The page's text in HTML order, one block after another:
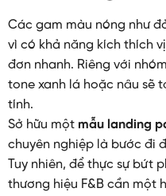
Các gam màu nóng như
vì có khả năng kích thích
đơn nhanh. Riêng với
tone xanh lá hoặc nâu sẽ
tính.
Sở hữu một mẫu landing
chuyên nghiệp là bước đi
Tuy nhiên, để thực sự bứt
thương hiệu F&B cần một